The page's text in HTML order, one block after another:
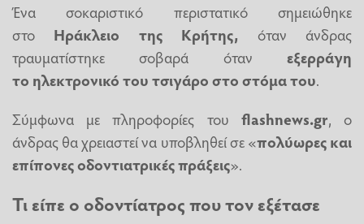
Ένα σοκαριστικό περιστατικό σημειώθηκε
στο Ηράκλειο τηςΚρήτης, όταν άνδρας
τραυματίστηκε σοβαρά όταν εξερράγη
το ηλεκτρονικό του τσιγάροστο στόμα του.
Σύμφωνα με πληροφορίες του flashnews.gr, ο
άνδρας θα χρειαστεί να υποβληθεί σε «πολύωρες και
επίπονες οδοντιατρικές πράξεις».
Τι είπε ο οδοντίατρος που τον εξέτασε